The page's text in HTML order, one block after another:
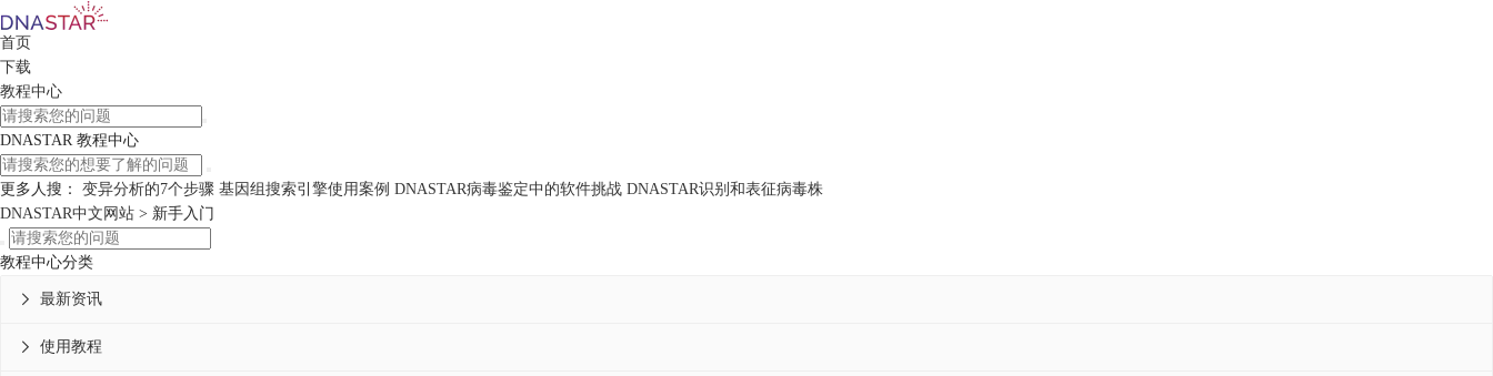
首页
下载
教程中心
DNASTAR 教程中心
更多人搜： 变异分析的7个步骤 基因组搜索引擎使用案例 DNASTAR病毒鉴定中的软件挑战 DNASTAR识别和表征病毒株
DNASTAR中文网站 > 新手入门
教程中心分类
最新资讯

使用教程
